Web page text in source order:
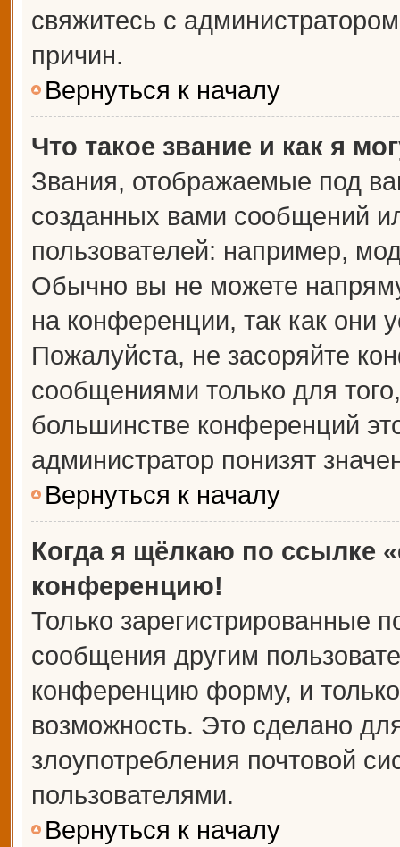
свяжитесь с
причин.
Вернуться к началу
Что такое звание и как я
Звания, отображаемые под
созданных вами сообщений
пользователей: например,
Обычно вы не можете
на конференции, так как они
Пожалуйста, не засоряйте
сообщениями только для
большинстве конференций
администратор понизят
Вернуться к началу
Когда я щёлкаю по ссылке
конференцию!
Только зарегистрированные
сообщения другим
конференцию форму, и
возможность. Это сделано
злоупотребления почтовой
пользователями.
Вернуться к началу